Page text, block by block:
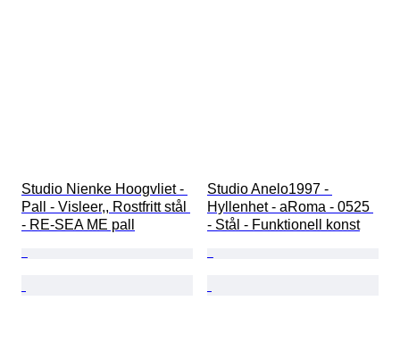
Studio Nienke Hoogvliet -
Pall - Visleer,, Rostfritt stål
- RE-SEA ME pall
Studio Anelo1997 -
Hyllenhet - aRoma - 0525
- Stål - Funktionell konst